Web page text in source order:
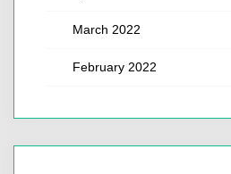
March 2022
February 2022